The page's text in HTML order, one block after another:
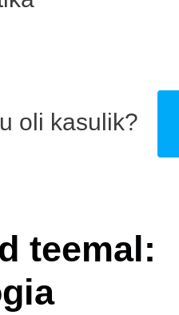
oli kasulik?
teemal: